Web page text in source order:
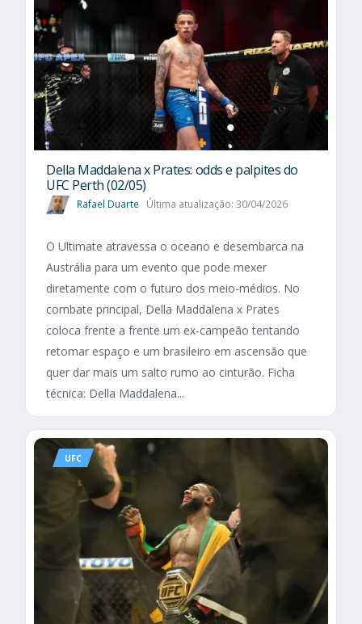
Della Maddalena x Prates: odds e palpites do
UFC Perth (02/05)
Rafael Duarte Última atualização: 30/04/2026
O Ultimate atravessa o oceano e desembarca na
Austrália para um evento que pode mexer
diretamente com o futuro dos meio-médios. No
combate principal, Della Maddalena x Prates
coloca frente a frente um ex-campeão tentando
retomar espaço e um brasileiro em ascensão que
quer dar mais um salto rumo ao cinturão. Ficha
técnica: Della Maddalena...
UFC